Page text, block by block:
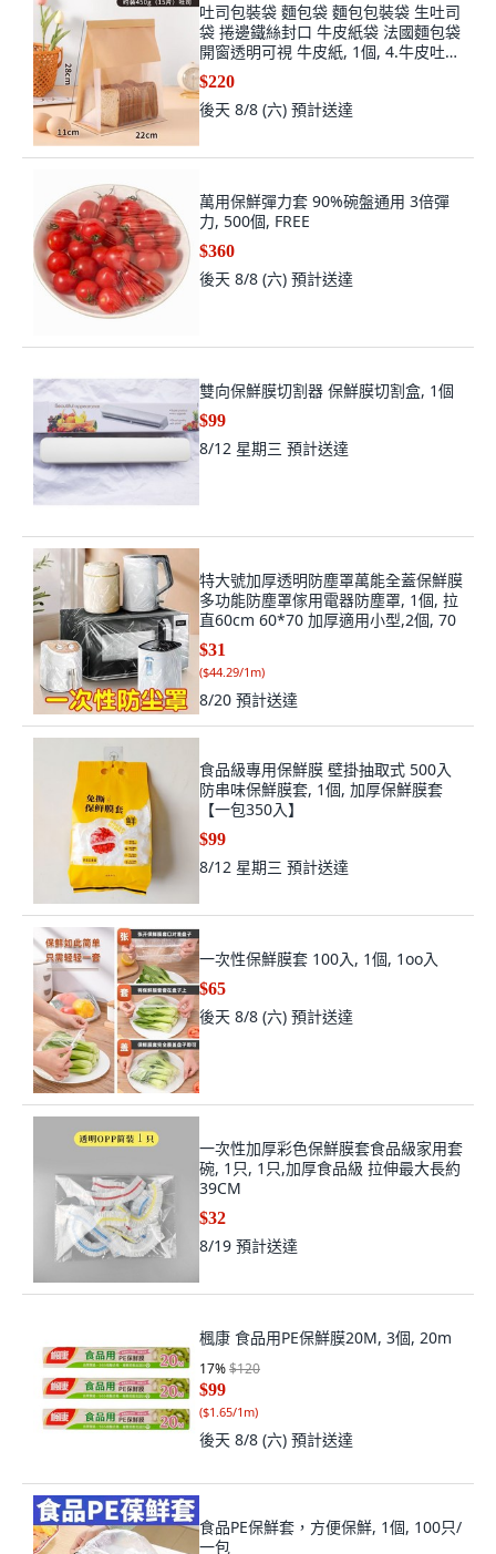
吐司包裝袋 麵包袋 麵包包裝袋 生吐司
袋 捲邊鐵絲封口 牛皮紙袋 法國麵包袋
開窗透明可視 牛皮紙, 1個, 4.牛皮吐司
袋[大號]22*28
$220
後天 8/8 (六) 預計送達
萬用保鮮彈力套 90%碗盤通用 3倍彈
力, 500個, FREE
$360
後天 8/8 (六) 預計送達
雙向保鮮膜切割器 保鮮膜切割盒, 1個
$99
8/12 星期三 預計送達
特大號加厚透明防塵罩萬能全蓋保鮮膜
多功能防塵罩傢用電器防塵罩, 1個, 拉
直60cm 60*70 加厚適用小型,2個, 70
$31
($44.29/1m)
8/20 預計送達
食品級專用保鮮膜 壁掛抽取式 500入
防串味保鮮膜套, 1個, 加厚保鮮膜套
【一包350入】
$99
8/12 星期三 預計送達
一次性保鮮膜套 100入, 1個, 1oo入
$65
後天 8/8 (六) 預計送達
一次性加厚彩色保鮮膜套食品級家用套
碗, 1只, 1只,加厚食品級 拉伸最大長約
39CM
$32
8/19 預計送達
楓康 食品用PE保鮮膜20M, 3個, 20m
17%$120
$99
($1.65/1m)
後天 8/8 (六) 預計送達
食品PE保鮮套，方便保鮮, 1個, 100只/
一包